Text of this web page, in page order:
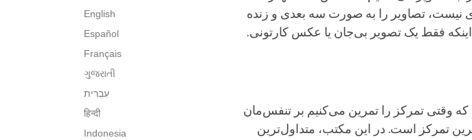
English
Español
Français
ગુજરાતી
עִבְרִית‎
हिन्दी
Indonesia
تصاویر را به صورت سه بعدی و زنده
اینکه فقط یک تصویر بی‌جان یا عکس کارتونی.
وقتی تمرکز را تمرین می‌کنیم بر تنفس‌مان
تمرکز است. در این مکتب، متداول‌ترین